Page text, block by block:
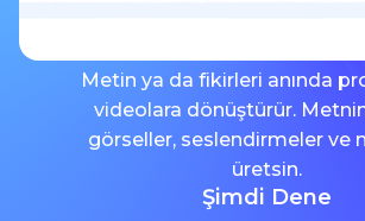
Metin ya da fikirleri anında
videolara dönüştürür.
görseller, seslendirmeler ve
üretsin.
Şimdi Dene